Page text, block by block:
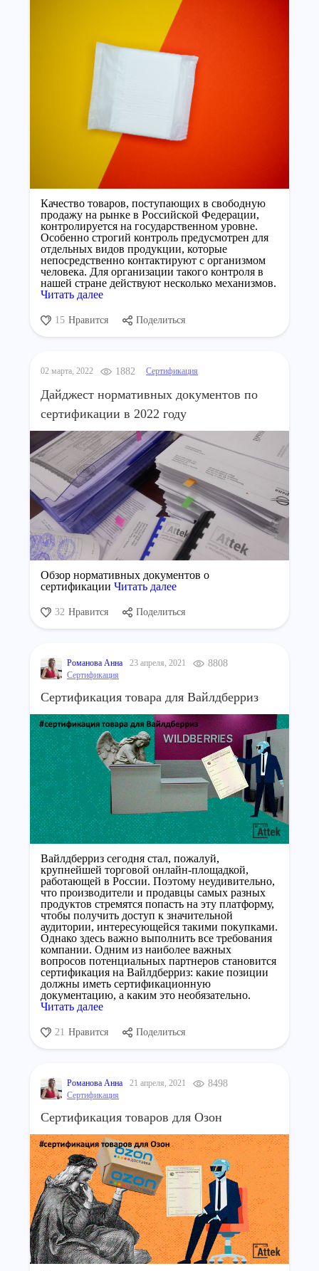
Качество товаров, поступающих в свободную
продажу на рынке в Российской Федерации,
контролируется на государственном уровне.
Особенно строгий контроль предусмотрен для
отдельных видов продукции, которые
непосредственно контактируют с организмом
человека. Для организации такого контроля в
нашей стране действуют несколько механизмов.
Читать далее
15 Нравится Поделиться
02 марта, 2022 1882 Сертификация
Дайджест нормативных документов по
сертификации в 2022 году
Обзор нормативных документов о
сертификации Читать далее
32 Нравится Поделиться
Романова Анна 23 апреля, 2021 8808
Сертификация
Сертификация товара для Вайлдберриз
Вайлдберриз сегодня стал, пожалуй,
крупнейшей торговой онлайн-площадкой,
работающей в России. Поэтому неудивительно,
что производители и продавцы самых разных
продуктов стремятся попасть на эту платформу,
чтобы получить доступ к значительной
аудитории, интересующейся такими покупками.
Однако здесь важно выполнить все требования
компании. Одним из наиболее важных
вопросов потенциальных партнеров становится
сертификация на Вайлдберриз: какие позиции
должны иметь сертификационную
документацию, а каким это необязательно.
Читать далее
21 Нравится Поделиться
Романова Анна 21 апреля, 2021 8498
Сертификация
Сертификация товаров для Озон